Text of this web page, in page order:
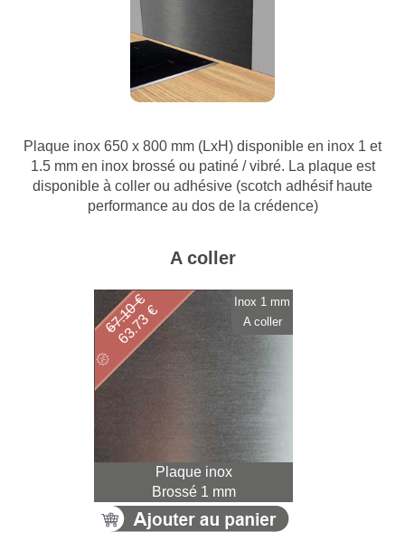
Plaque inox 650 x 800 mm (LxH) disponible en inox 1 et
1.5 mm en inox brossé ou patiné / vibré. La plaque est
disponible à coller ou adhésive (scotch adhésif haute
performance au dos de la crédence)
A coller
Plaque inox
Brossé 1 mm
63.73 €
67.10 €
Inox 1 mm
A coller